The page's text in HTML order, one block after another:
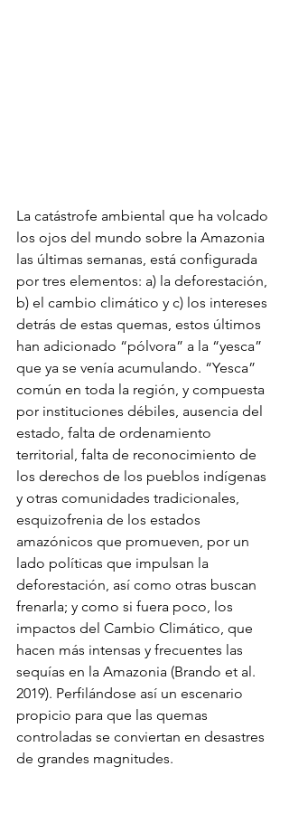
La catástrofe ambiental que ha volcado
los ojos del mundo sobre la Amazonia
las últimas semanas, está configurada
por tres elementos: a) la deforestación,
b) el cambio climático y c) los intereses
detrás de estas quemas, estos últimos
han adicionado “pólvora” a la “yesca”
que ya se venía acumulando. “Yesca”
común en toda la región, y compuesta
por instituciones débiles, ausencia del
estado, falta de ordenamiento
territorial, falta de reconocimiento de
los derechos de los pueblos indígenas
y otras comunidades tradicionales,
esquizofrenia de los estados
amazónicos que promueven, por un
lado políticas que impulsan la
deforestación, así como otras buscan
frenarla; y como si fuera poco, los
impactos del Cambio Climático, que
hacen más intensas y frecuentes las
sequías en la Amazonia (Brando et al.
2019). Perfilándose así un escenario
propicio para que las quemas
controladas se conviertan en desastres
de grandes magnitudes.